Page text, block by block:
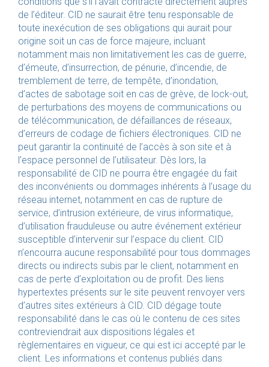
de l’éditeur. CID ne saurait être tenu responsable de
toute inexécution de ses obligations qui aurait pour
origine soit un cas de force majeure, incluant
notamment mais non limitativement les cas de guerre,
d’émeute, d’insurrection, de pénurie, d’incendie, de
tremblement de terre, de tempête, d’inondation,
d’actes de sabotage soit en cas de grève, de lock-out,
de perturbations des moyens de communications ou
de télécommunication, de défaillances de réseaux,
d’erreurs de codage de fichiers électroniques. CID ne
peut garantir la continuité de l’accès à son site et à
l’espace personnel de l’utilisateur. Dès lors, la
responsabilité de CID ne pourra être engagée du fait
des inconvénients ou dommages inhérents à l’usage du
réseau internet, notamment en cas de rupture de
service, d’intrusion extérieure, de virus informatique,
d’utilisation frauduleuse ou autre événement extérieur
susceptible d’intervenir sur l’espace du client. CID
n’encourra aucune responsabilité pour tous dommages
directs ou indirects subis par le client, notamment en
cas de perte d’exploitation ou de profit. Des liens
hypertextes présents sur le site peuvent renvoyer vers
d’autres sites extérieurs à CID. CID dégage toute
responsabilité dans le cas où le contenu de ces sites
contreviendrait aux dispositions légales et
règlementaires en vigueur, ce qui est ici accepté par le
client. Les informations et contenus publiés dans